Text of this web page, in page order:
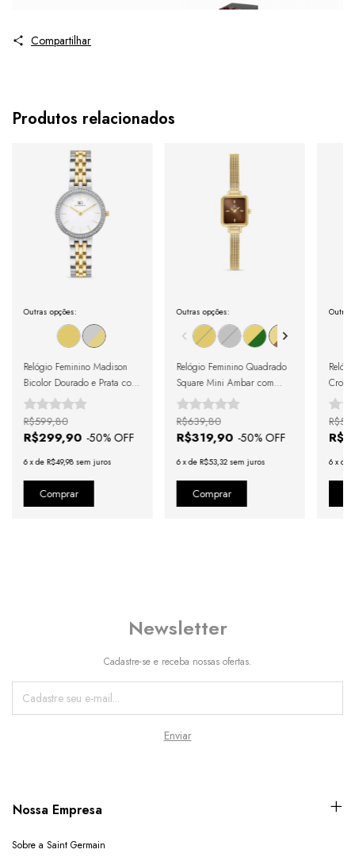
Compartilhar
Produtos relacionados
Outras opções:
Relógio Feminino Madison
Bicolor Dourado e Prata com
Cristais Cravejados 32mm
R$299,90 -50% OFF
R$599,80
6 xde R$49,98 sem juros
Outras opções:
Relógio Feminino Quadrado
Square Mini Ambar com
Fundo Marrom e Pulseira
Dourada
R$319,90 -50% OFF
R$639,80
6 xde R$53,32 sem juros
Outras
6 x de
Newsletter
Cadastre-se e receba nossas ofertas.
Nossa Empresa
Sobre a Saint Germain